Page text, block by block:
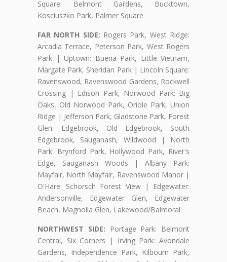
Square: Belmont Gardens, Bucktown,
Kosciuszko Park, Palmer Square
FAR NORTH SIDE: Rogers Park, West Ridge:
Arcadia Terrace, Peterson Park, West Rogers
Park | Uptown: Buena Park, Little Vietnam,
Margate Park, Sheridan Park | Lincoln Square:
Ravenswood, Ravenswood Gardens, Rockwell
Crossing | Edison Park, Norwood Park: Big
Oaks, Old Norwood Park, Oriole Park, Union
Ridge | Jefferson Park, Gladstone Park, Forest
Glen: Edgebrook, Old Edgebrook, South
Edgebrook, Sauganash, Wildwood | North
Park: Brynford Park, Hollywood Park, River's
Edge, Sauganash Woods | Albany Park:
Mayfair, North Mayfair, Ravenswood Manor |
O'Hare: Schorsch Forest View | Edgewater:
Andersonville, Edgewater Glen, Edgewater
Beach, Magnolia Glen, Lakewood/Balmoral
NORTHWEST SIDE: Portage Park: Belmont
Central, Six Corners | Irving Park: Avondale
Gardens, Independence Park, Kilbourn Park,